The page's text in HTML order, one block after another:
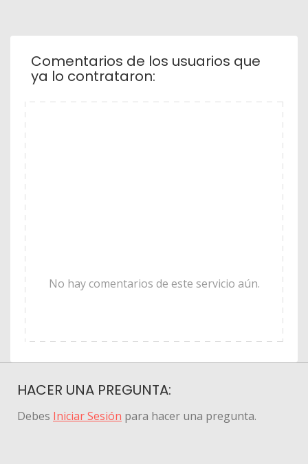
Comentarios de los usuarios que
ya lo contrataron:
No hay comentarios de este servicio aún.
HACER UNA PREGUNTA:
Debes Iniciar Sesión para hacer una pregunta.